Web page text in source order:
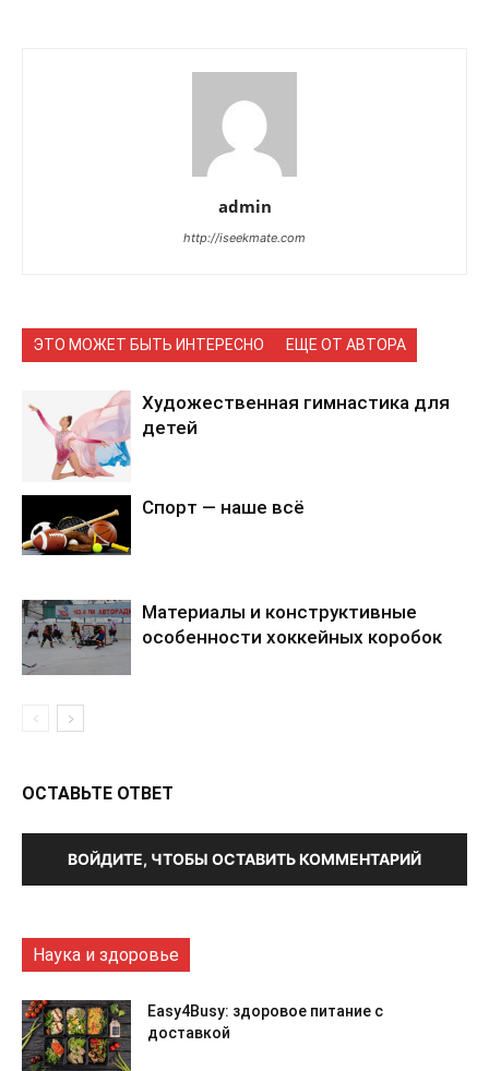
admin
http://iseekmate.com
ЭТО МОЖЕТ БЫТЬ ИНТЕРЕСНО ЕЩЕ ОТ АВТОРА
Художественная гимнастика для
детей
Спорт — наше всё
Материалы и конструктивные
особенности хоккейных коробок
ОСТАВЬТЕ ОТВЕТ
ВОЙДИТЕ, ЧТОБЫ ОСТАВИТЬ КОММЕНТАРИЙ
Наука и здоровье
Easy4Busy: здоровое питание с
доставкой